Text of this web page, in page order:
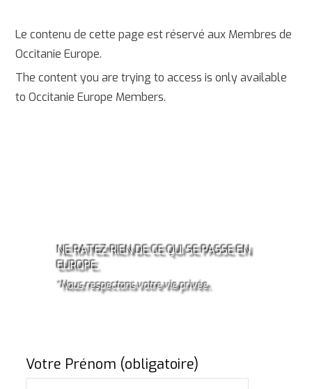
Le contenu de cette page est réservé aux Membres de
Occitanie Europe.
The content you are trying to access is only available
to Occitanie Europe Members.
NE RATEZ RIEN DE CE QUI SE PASSE EN
EUROPE.
*Nous respectons votre vie privée.
Votre Prénom (obligatoire)